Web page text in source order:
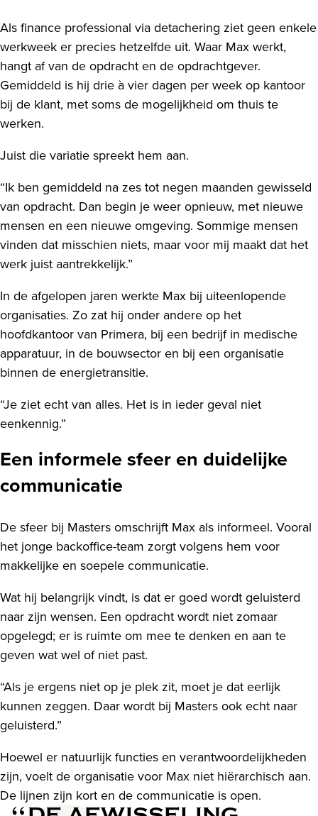
Als finance professional via detachering ziet geen enkele
werkweek er precies hetzelfde uit. Waar Max werkt,
hangt af van de opdracht en de opdrachtgever.
Gemiddeld is hij drie à vier dagen per week op kantoor
bij de klant, met soms de mogelijkheid om thuis te
werken.
Juist die variatie spreekt hem aan.
“Ik ben gemiddeld na zes tot negen maanden gewisseld
van opdracht. Dan begin je weer opnieuw, met nieuwe
mensen en een nieuwe omgeving. Sommige mensen
vinden dat misschien niets, maar voor mij maakt dat het
werk juist aantrekkelijk.”
In de afgelopen jaren werkte Max bij uiteenlopende
organisaties. Zo zat hij onder andere op het
hoofdkantoor van Primera, bij een bedrijf in medische
apparatuur, in de bouwsector en bij een organisatie
binnen de energietransitie.
“Je ziet echt van alles. Het is in ieder geval niet
eenkennig.”
Een informele sfeer en duidelijke
communicatie
De sfeer bij Masters omschrijft Max als informeel. Vooral
het jonge backoffice-team zorgt volgens hem voor
makkelijke en soepele communicatie.
Wat hij belangrijk vindt, is dat er goed wordt geluisterd
naar zijn wensen. Een opdracht wordt niet zomaar
opgelegd; er is ruimte om mee te denken en aan te
geven wat wel of niet past.
“Als je ergens niet op je plek zit, moet je dat eerlijk
kunnen zeggen. Daar wordt bij Masters ook echt naar
geluisterd.”
Hoewel er natuurlijk functies en verantwoordelijkheden
zijn, voelt de organisatie voor Max niet hiërarchisch aan.
De lijnen zijn kort en de communicatie is open.